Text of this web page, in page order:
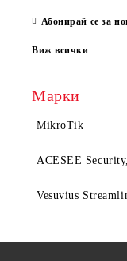
Абонирай се за
Виж всички
Марки
MikroTik
ACESEE
Vesuvius